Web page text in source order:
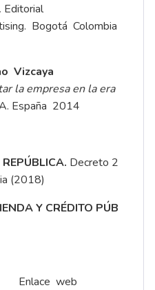
Editorial
Bogotá Colombia
Vizcaya
la empresa en la era
España 2014
REPÚBLICA. Decreto 2
(2018)
Y CRÉDITO PÚB
Enlace web